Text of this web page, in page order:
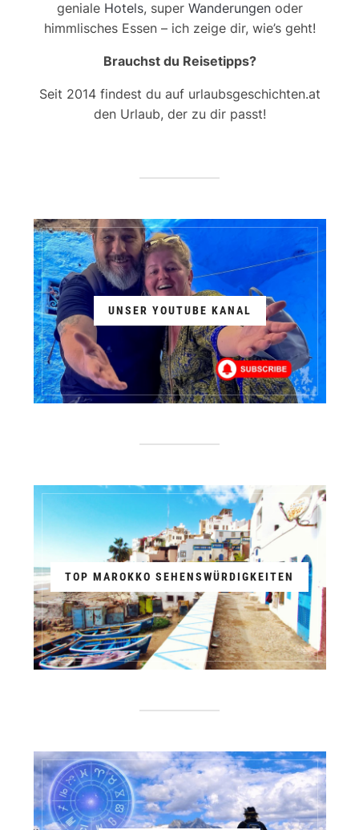
geniale Hotels, super Wanderungenoder
himmlisches Essen – ich zeige dir, wie’s geht!
Brauchst du Reisetipps?
Seit 2014 findest du auf urlaubsgeschichten.at
den Urlaub, der zu dir passt!
UNSER YOUTUBE KANAL
TOP MAROKKO SEHENSWÜRDIGKEITEN